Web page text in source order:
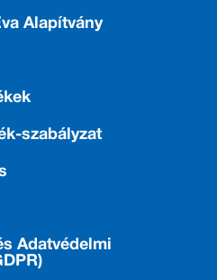
Alapítvány
szabályzat
Adatvédelmi